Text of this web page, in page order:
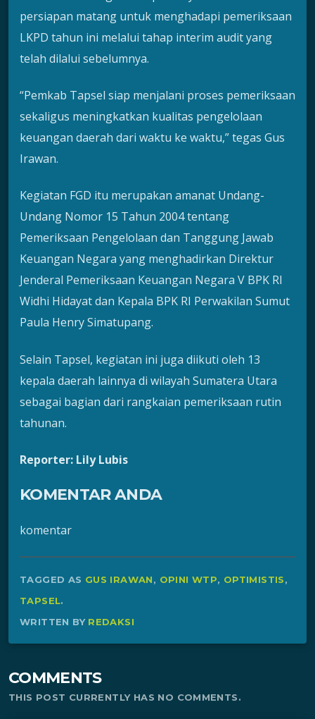
persiapan matang untuk menghadapi pemeriksaan
LKPD tahun ini melalui tahap interim audit yang
telah dilalui sebelumnya.
“Pemkab Tapsel siap menjalani proses pemeriksaan
sekaligus meningkatkan kualitas pengelolaan
keuangan daerah dari waktu ke waktu,” tegas Gus
Irawan.
Kegiatan FGD itu merupakan amanat Undang-
Undang Nomor 15 Tahun 2004 tentang
Pemeriksaan Pengelolaan dan Tanggung Jawab
Keuangan Negara yang menghadirkan Direktur
Jenderal Pemeriksaan Keuangan Negara V BPK RI
Widhi Hidayat dan Kepala BPK RI Perwakilan Sumut
Paula Henry Simatupang.
Selain Tapsel, kegiatan ini juga diikuti oleh 13
kepala daerah lainnya di wilayah Sumatera Utara
sebagai bagian dari rangkaian pemeriksaan rutin
tahunan.
Reporter: Lily Lubis
KOMENTAR ANDA
komentar
TAGGED AS GUS IRAWAN, OPINI WTP, OPTIMISTIS,
TAPSEL.
WRITTEN BY REDAKSI
COMMENTS
THIS POST CURRENTLY HAS NO COMMENTS.